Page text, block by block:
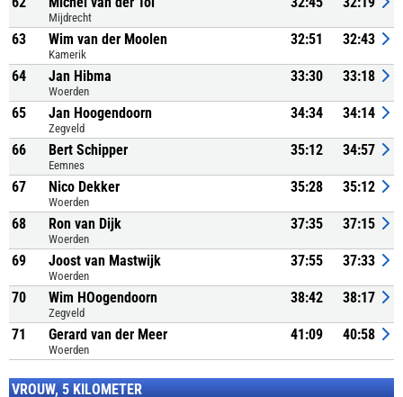
Mijdrecht
63 Wim van der Moolen
Kamerik
32:51 32:43
64 Jan Hibma
Woerden
33:30 33:18
65 Jan Hoogendoorn
Zegveld
34:34 34:14
66 Bert Schipper
Eemnes
35:12 34:57
67 Nico Dekker
Woerden
35:28 35:12
68 Ron van Dijk
Woerden
37:35 37:15
69 Joost van Mastwijk
Woerden
37:55 37:33
70 Wim HOogendoorn
Zegveld
38:42 38:17
71 Gerard van der Meer
Woerden
41:09 40:58
VROUW, 5 KILOMETER